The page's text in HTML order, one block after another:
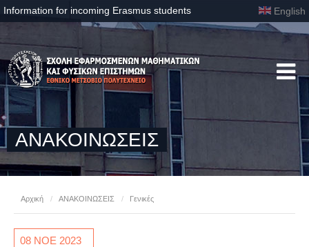
Information for incoming Erasmus students English
ΑΝΑΚΟΙΝΩΣΕΙΣ
Αρχική / ΑΝΑΚΟΙΝΩΣΕΙΣ / Γενικές
08 ΝΟΕ 2023